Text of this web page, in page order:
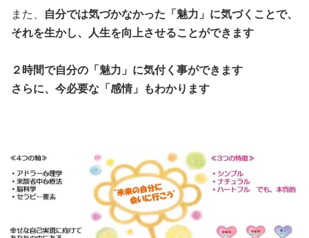
また、
自分では気づかなかった「魅力」に気づくことで、
それを生かし、人生を向上させることができます
２時間で自分の「魅力」に気付く事ができます
さらに、今必要な「感情」もわかります